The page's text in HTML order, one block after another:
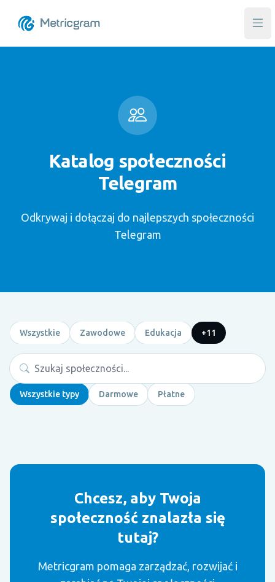
Katalog społeczności
Telegram
Odkrywaj i dołączaj do najlepszych społeczności
Telegram
Wszystkie Zawodowe Edukacja +11
Wszystkie typy Darmowe Płatne
Chcesz, aby Twoja
społeczność znalazła się
tutaj?
Metricgram pomaga zarządzać, rozwijać i